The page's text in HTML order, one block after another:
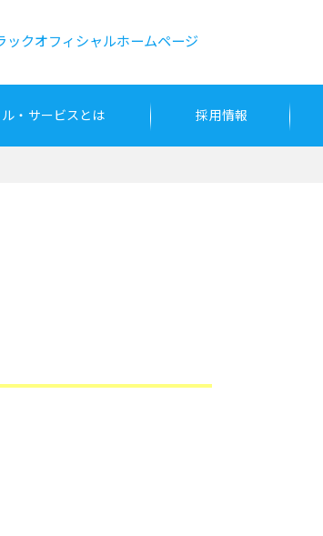
ックオフィシャルホームページ
・サービスとは 採用情報